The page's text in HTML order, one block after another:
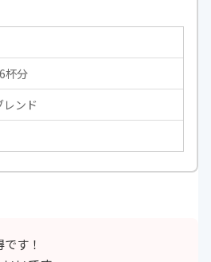
杯分
レンド
す！